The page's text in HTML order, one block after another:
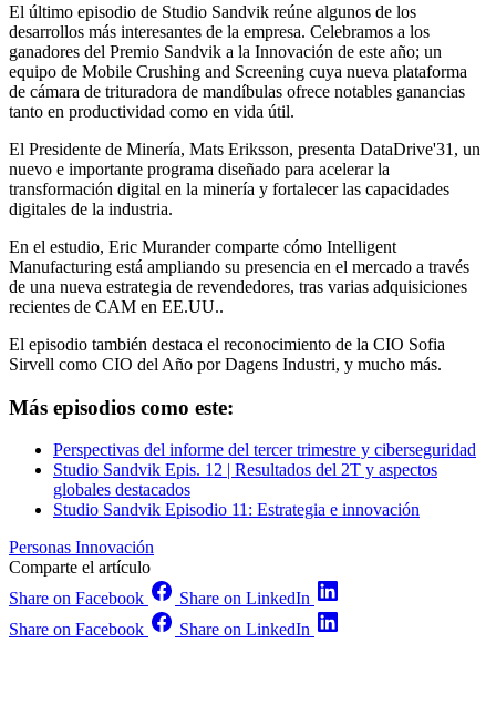
El último episodio de Studio Sandvik reúne algunos de los
desarrollos más interesantes de la empresa. Celebramos a los
ganadores del Premio Sandvik a la Innovación de este año; un
equipo de Mobile Crushing and Screening cuya nueva plataforma
de cámara de trituradora de mandíbulas ofrece notables ganancias
tanto en productividad como en vida útil.
El Presidente de Minería, Mats Eriksson, presenta DataDrive'31, un
nuevo e importante programa diseñado para acelerar la
transformación digital en la minería y fortalecer las capacidades
digitales de la industria.
En el estudio, Eric Murander comparte cómo Intelligent
Manufacturing está ampliando su presencia en el mercado a través
de una nueva estrategia de revendedores, tras varias adquisiciones
recientes de CAM en EE.UU..
El episodio también destaca el reconocimiento de la CIO Sofia
Sirvell como CIO del Año por Dagens Industri, y mucho más.
Más episodios como este:
Perspectivas del informe del tercer trimestre y ciberseguridad
Studio Sandvik Epis. 12 | Resultados del 2T y aspectos
globales destacados
Studio Sandvik Episodio 11: Estrategia e innovación
Personas Innovación
Comparte el artículo
Share on Facebook
Share on LinkedIn
Share on Facebook
Share on LinkedIn